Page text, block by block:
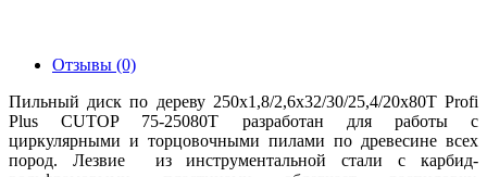
Отзывы (0)
Пильный диск по дереву 250x1,8/2,6х32/30/25,4/20х80Т Profi
Plus CUTOP 75-25080Т разработан для работы с
циркулярными и торцовочными пилами по древесине всех
пород. Лезвие из инструментальной стали с карбид-